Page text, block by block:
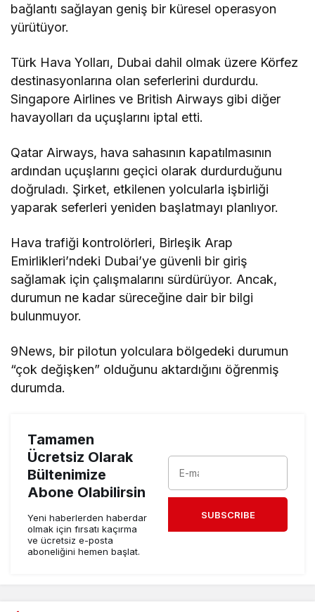
bağlantı sağlayan geniş bir küresel operasyon
yürütüyor.
Türk Hava Yolları, Dubai dahil olmak üzere Körfez
destinasyonlarına olan seferlerini durdurdu.
Singapore Airlines ve British Airways gibi diğer
havayolları da uçuşlarını iptal etti.
Qatar Airways, hava sahasının kapatılmasının
ardından uçuşlarını geçici olarak durdurduğunu
doğruladı. Şirket, etkilenen yolcularla işbirliği
yaparak seferleri yeniden başlatmayı planlıyor.
Hava trafiği kontrolörleri, Birleşik Arap
Emirlikleri’ndeki Dubai’ye güvenli bir giriş
sağlamak için çalışmalarını sürdürüyor. Ancak,
durumun ne kadar süreceğine dair bir bilgi
bulunmuyor.
9News, bir pilotun yolculara bölgedeki durumun
“çok değişken” olduğunu aktardığını öğrenmiş
durumda.
Tamamen
Ücretsiz Olarak
Bültenimize
Abone Olabilirsin
Yeni haberlerden haberdar
olmak için fırsatı kaçırma
ve ücretsiz e-posta
aboneliğini hemen başlat.
SUBSCRIBE